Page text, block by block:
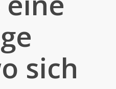
sich